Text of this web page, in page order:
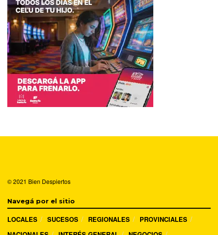
© 2021 Bien Despiertos
Navegá por el sitio
LOCALES SUCESOS REGIONALES
PROVINCIALES